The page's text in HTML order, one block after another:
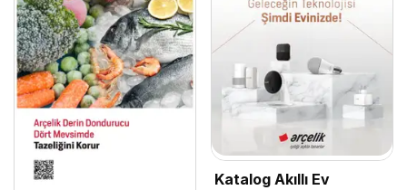
Katalog Akıllı Ev